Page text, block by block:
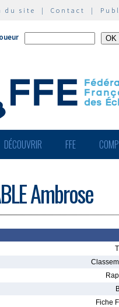
du site | Contact |
DÉCOUVRIR FFE
Ambrose
Fiche